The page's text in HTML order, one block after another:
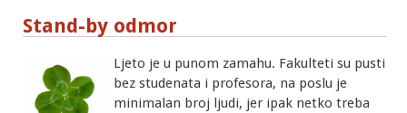
Stand-by odmor
Ljeto je u punom zamahu. Fakulteti su pusti
bez studenata i profesora, na poslu je
minimalan broj ljudi, jer ipak netko treba